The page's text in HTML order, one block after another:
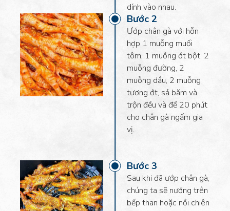
Tương ớt Tây Ninh
2 muỗng
2 muỗng
dính vào nhau.
Bước 2
Ướp chân gà với hỗn
hợp 1 muỗng muối
tôm, 1 muỗng ớt bột, 2
muỗng đường, 2
muỗng dầu, 2 muỗng
tương ớt, sả băm và
trộn đều và để 20 phút
cho chân gà ngấm gia
vị.
Bước 3
Sau khi đã ướp chân gà,
chúng ta sẽ nướng trên
bếp than hoặc nồi chiên